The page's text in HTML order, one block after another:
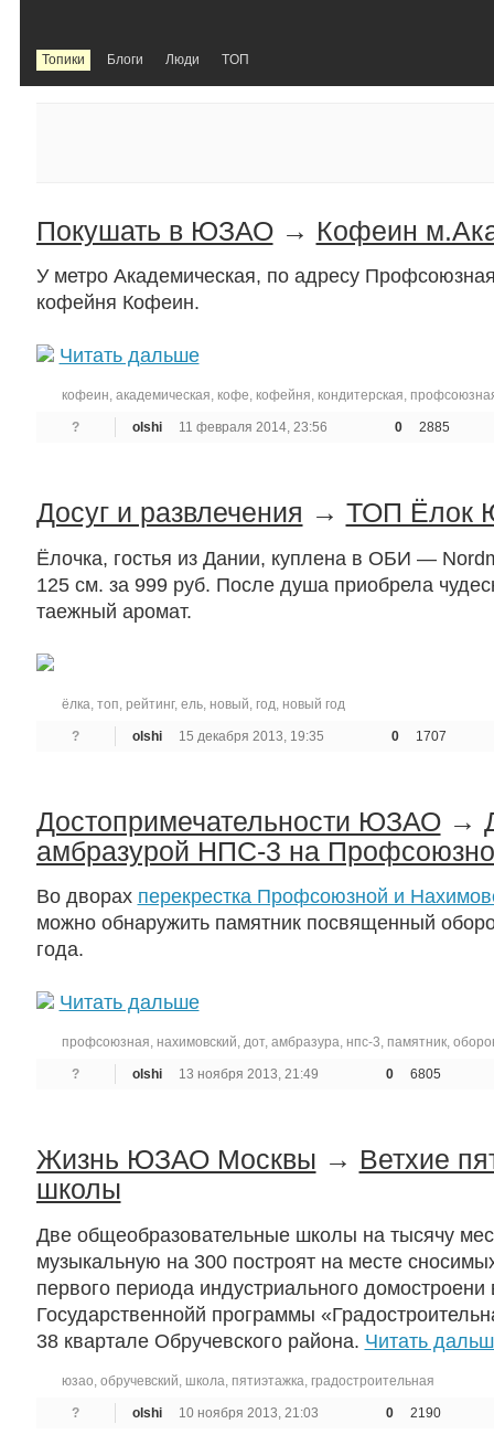
Топики Блоги Люди TOП
Покушать в ЮЗАО→ Кофеин
У метро Академическая, по адресу
кофейня Кофеин.
Читать дальше
кофеин, академическая, кофе, кофейня, кондитерская,
? olshi 11 февраля 2014, 23:56 0 2885
Досуг и развлечения → ТОП Ёлок
Ёлочка, гостья из Дании, куплена в ОБИ —
125 см. за 999 руб. После душа приобрела
таежный аромат.
ёлка топ рейтинг, ель, новый год новый год
? olshi 15 декабря 2013, 19:35 0 1707
Достопримечательности ЮЗАО→
амбразурой НПС-3 на
Во дворах перекрестка Профсоюзной и
можно обнаружить памятник посвященный
года.
Читать дальше
профсоюзная, нахимовский, дот, амбразура, нпс-3, памятник,
? olshi 13 ноября 2013, 21:49 0 6805
Жизнь ЮЗАО Москвы → Ветхие
школы
Две общеобразовательные школы на тысячу
музыкальную на 300 построят на месте
первого периода индустриального домостроени
Государственнойй программы
38 квартале Обручевского района. Читать
юзао обручевский школа пятиэтажка градостроительная
? olshi 10 ноября 2013, 21:03 0 2190